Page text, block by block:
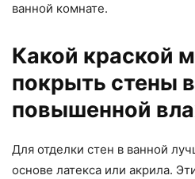
ванной комнате.
Какой краской
покрыть стены
повышенной
Для отделки стен в ванной
основе латекса или акрила.